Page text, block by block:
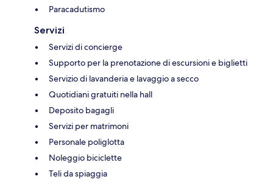
Paracadutismo
Servizi
Servizi di concierge
Supporto per la prenotazione di escursioni e biglietti
Servizio di lavanderia e lavaggio a secco
Quotidiani gratuiti nella hall
Deposito bagagli
Servizi per matrimoni
Personale poliglotta
Noleggio biciclette
Teli da spiaggia